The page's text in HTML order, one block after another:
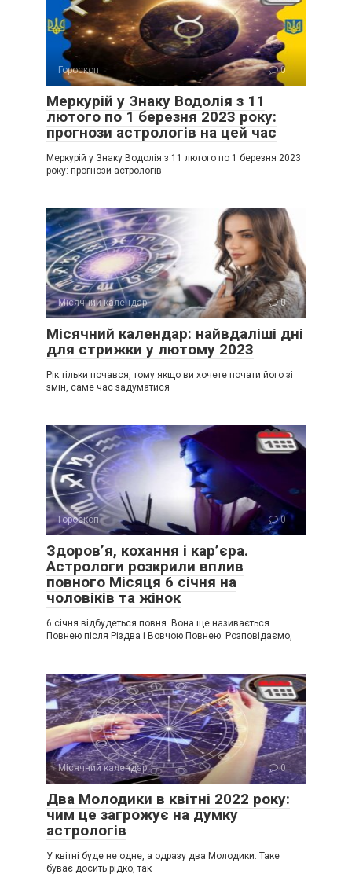
Гороскоп 0
Меркурій у Знаку Водолія з 11
лютого по 1 березня 2023 року:
прогнози астрологів на цей час
Меркурій у Знаку Водолія з 11 лютого по 1 березня 2023
року: прогнози астрологів
Місячний календар 0
Місячний календар: найвдаліші дні
для стрижки у лютому 2023
Рік тільки почався, тому якщо ви хочете почати його зі
змін, саме час задуматися
Гороскоп 0
Здоров’я, кохання і кар’єра.
Астрологи розкрили вплив
повного Місяця 6 січня на
чоловіків та жінок
6 січня відбудеться повня. Вона ще називається
Повнею після Різдва і Вовчою Повнею. Розповідаємо,
Місячний календар 0
Два Молодики в квітні 2022 року:
чим це загрожує на думку
астрологів
У квітні буде не одне, а одразу два Молодики. Таке
буває досить рідко, так